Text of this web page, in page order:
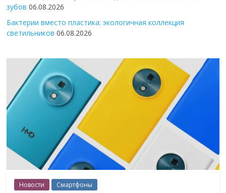
зубов 06.08.2026
Бактерии вместо пластика: экологичная коллекция
светильников 06.08.2026
Новости Смартфоны